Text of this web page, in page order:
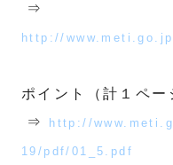
⇒
http://
ポイント（計１ペー
⇒
http://
19/pdf/01_5.pdf